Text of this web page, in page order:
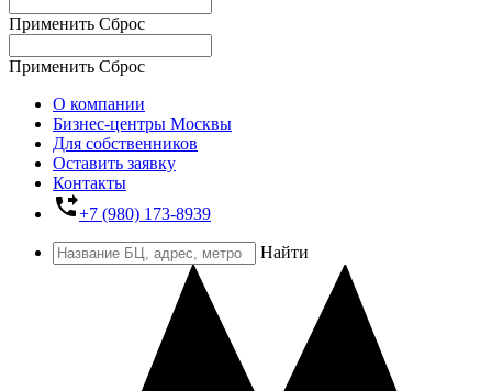
Применить Сброс
Применить Сброс
О компании
Бизнес-центры Москвы
Для собственников
Оставить заявку
Контакты
phone_forwarded+7 (980) 173-8939
Найти